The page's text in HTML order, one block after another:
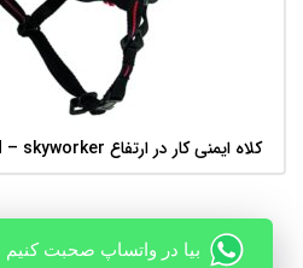
اطلاعات بیشترکلاه ایمنی کار در ارتفاع HATERMAN – skyworker
بیا در واتساپ صحبت کنیم